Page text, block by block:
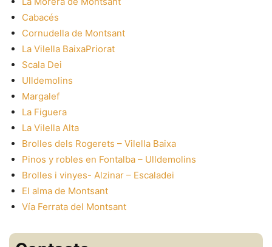
Cabacés
Cornudella de Montsant
La Vilella BaixaPriorat
Scala Dei
Ulldemolins
Margalef
La Figuera
La Vilella Alta
Brolles dels Rogerets – Vilella Baixa
Pinos y robles en Fontalba – Ulldemolins
Brolles i vinyes- Alzinar – Escaladei
El alma de Montsant
Vía Ferrata del Montsant